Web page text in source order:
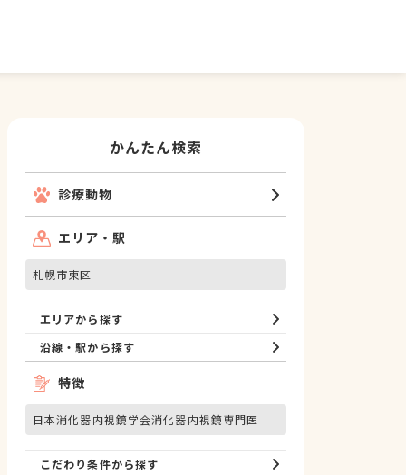
かんたん検索
診療動物
エリア・駅
札幌市東区
エリアから探す
沿線・駅から探す
特徴
日本消化器内視鏡学会消化器内視鏡専門医
こだわり条件から探す